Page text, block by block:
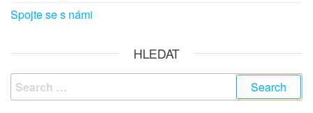
Spojte se s námi
HLEDAT
Search
for: